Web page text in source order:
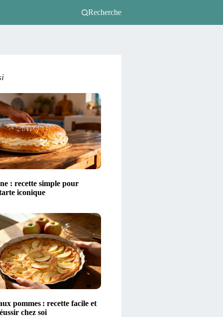
Recherche
: recette simple pour
iconique
pommes : recette facile et
chez soi